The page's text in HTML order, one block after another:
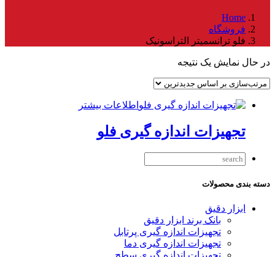
Home
فروشگاه
فلو ترانسمیتر التراسونیک
در حال نمایش یک نتیجه
اطلاعات بیشتر
تجهیزات اندازه گیری فلو
دسته بندی محصولات
ابزار دقیق
بانک برند ابزار دقیق
تجهیزات اندازه گیری پرتابل
تجهیزات اندازه گیری دما